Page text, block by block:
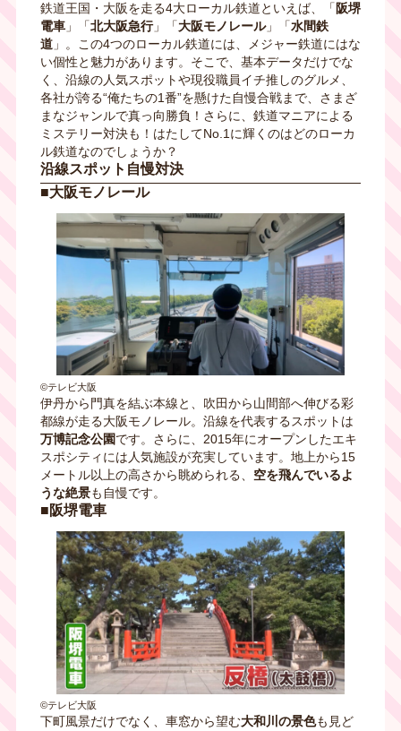
鉄道王国・大阪を走る4大ローカル鉄道といえば、「 阪堺
電車」「北大阪急行」「大阪モノレール」「水間鉄
道」。この4つのローカル鉄道には、メジャー鉄道にはな
い個性と魅力があります。そこで、基本データだけでな
く、沿線の人気スポットや現役職員イチ推しのグルメ、
各社が誇る“俺たちの1番”を懸けた自慢合戦まで、さまざ
まなジャンルで真っ向勝負！さらに、鉄道マニアによる
ミステリー対決も！はたしてNo.1に輝くのはどのローカ
ル鉄道なのでしょうか？
沿線スポット自慢対決
■大阪モノレール
©テレビ大阪
伊丹から門真を結ぶ本線と、吹田から山間部へ伸びる彩
都線が走る大阪モノレール。沿線を代表するスポットは
万博記念公園です。さらに、2015年にオープンしたエキ
スポシティには人気施設が充実しています。地上から15
メートル以上の高さから眺められる、 空を飛んでいるよ
うな絶景も自慢です。
■阪堺電車
©テレビ大阪
下町風景だけでなく、車窓から望む大和川の景色も見ど